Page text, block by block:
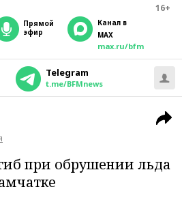
16+
прямой
эфир
Канал в
MAX
max.ru/bfm
Telegram
t.me/BFMnews
при обрушении льда